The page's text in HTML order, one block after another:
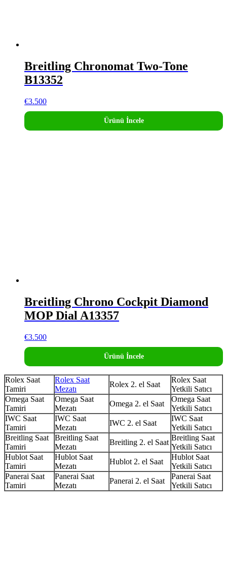
Breitling Chronomat Two-Tone
B13352
€3.500
Ürünü İncele
Breitling Chrono Cockpit Diamond
MOP Dial A13357
€3.500
Ürünü İncele
Rolex Saat
Tamiri
Rolex Saat
Mezatı
Rolex 2. el Saat
Rolex Saat
Yetkili Satıcı
Omega Saat
Tamiri
Omega Saat
Mezatı
Omega 2. el Saat
Omega Saat
Yetkili Satıcı
IWC Saat
Tamiri
IWC Saat
Mezatı
IWC 2. el Saat
IWC Saat
Yetkili Satıcı
Breitling Saat
Tamiri
Breitling Saat
Mezatı
Breitling 2. el Saat
Breitling Saat
Yetkili Satıcı
Hublot Saat
Tamiri
Hublot Saat
Mezatı
Hublot 2. el Saat
Hublot Saat
Yetkili Satıcı
Panerai Saat
Tamiri
Panerai Saat
Mezatı
Panerai 2. el Saat
Panerai Saat
Yetkili Satıcı